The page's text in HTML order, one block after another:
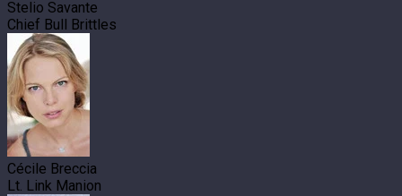
Stelio Savante
Chief Bull Brittles
Cécile Breccia
Lt. Link Manion